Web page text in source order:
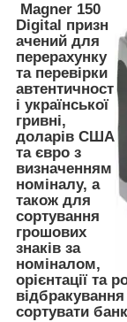
Magner 150
Digital призн
ачений для
перерахунку
та перевірки
автентичност
і української
гривні,
доларів США
та євро з
визначенням
номіналу, а
також для
сортування
грошових
знаків за
номіналом,
орієнтації та
сортувати